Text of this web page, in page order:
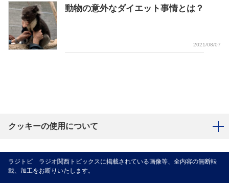
動物の意外なダイエット事情とは？
2021/08/07
クッキーの使用について
ラジトピ ラジオ関西トピックスに掲載されている画像等、全内容の無断転
載、加工をお断りいたします。